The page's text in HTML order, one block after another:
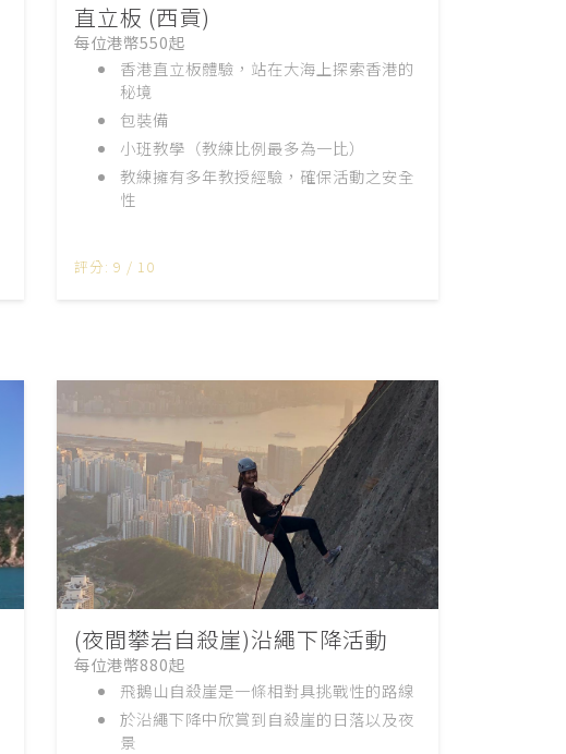
直立板 (西貢)
每位港幣550起
香港直立板體驗，站在大海上探索香港的
秘境
包裝備
小班教學（教練比例最多為一比）
教練擁有多年教授經驗，確保活動之安全
性
評分: 9 / 10
(夜間攀岩自殺崖)沿繩下降活動
每位港幣880起
飛鵝山自殺崖是一條相對具挑戰性的路線
於沿繩下降中欣賞到自殺崖的日落以及夜
景